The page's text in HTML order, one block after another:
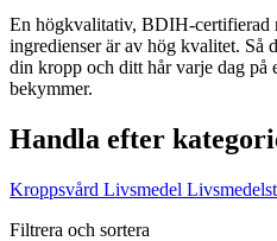
En högkvalitativ, BDIH-certifierad
ingredienser är av hög kvalitet. Så
din kropp och ditt hår varje dag på
bekymmer.
Handla efter
Kroppsvård Livsmedel
Filtrera och sortera